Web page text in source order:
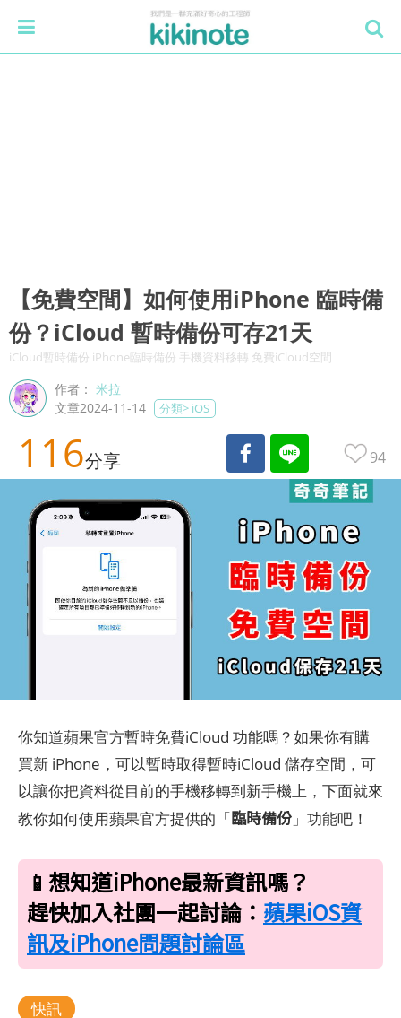
【免費空間】如何使用iPhone 臨時備
份？iCloud 暫時備份可存21天
iCloud暫時備份 iPhone臨時備份 手機資料移轉 免費iCloud空間
作者：米拉
文章2024-11-14
分類> iOS
116分享 94
你知道蘋果官方暫時免費iCloud 功能嗎？如果你有購
買新 iPhone，可以暫時取得暫時iCloud 儲存空間，可
以讓你把資料從目前的手機移轉到新手機上，下面就來
教你如何使用蘋果官方提供的「臨時備份 」功能吧！
📱想知道iPhone最新資訊嗎？
趕快加入社團一起討論： 蘋果iOS資
訊及iPhone問題討論區
快訊